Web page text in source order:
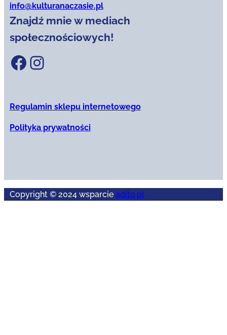
info@kulturanaczasie.pl
Znajdź mnie w mediach
społecznościowych!
Facebook Instagram
Regulamin sklepu internetowego
Polityka prywatności
Copyright © 2024 wsparcie adito.pl